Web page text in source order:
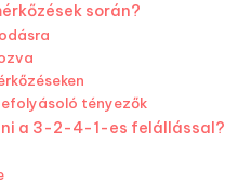
során?
tényezők
a 3-2-4-1-es felállással?